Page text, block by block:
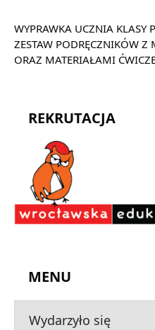
REKRUTACJA
MENU
Wydarzyło się
WYPRAWKA UCZNIA KLASY
ZESTAW PODRĘCZNIKÓW Z
ORAZ MATERIAŁAMI